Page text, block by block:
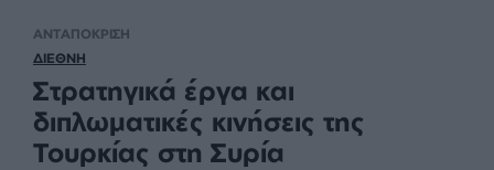
ΑΝΤΑΠΟΚΡΙΣΗ
ΔΙΕΘΝΗ
Στρατηγικά έργα και
διπλωματικές κινήσεις της
Τουρκίας στη Συρία